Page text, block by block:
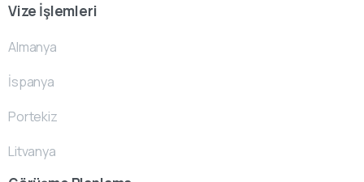
Vize İşlemleri
Almanya
İspanya
Portekiz
Litvanya